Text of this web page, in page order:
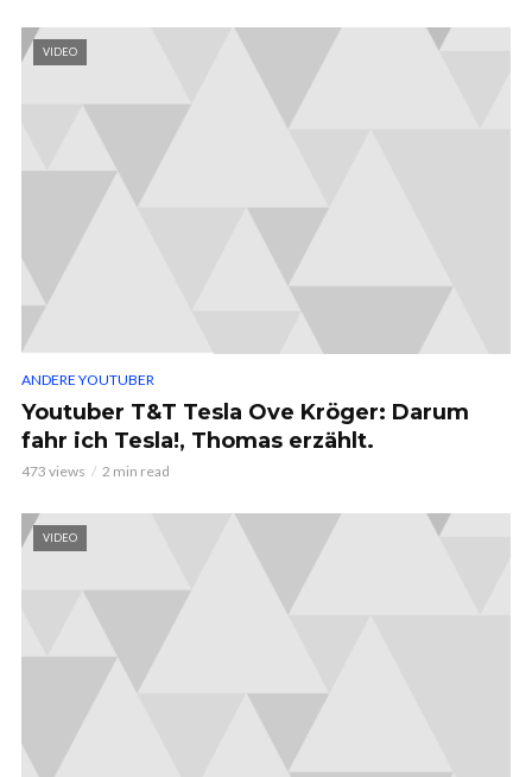
VIDEO
ANDERE YOUTUBER
Youtuber T&T Tesla Ove Kröger: Darum
fahr ich Tesla!, Thomas erzählt.
473 views 2 min read
VIDEO